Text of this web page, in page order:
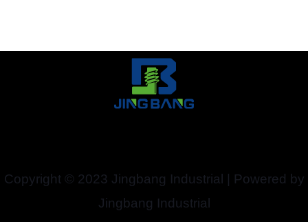
Copyright © 2023 Jingbang Industrial | Powered by
Jingbang Industrial